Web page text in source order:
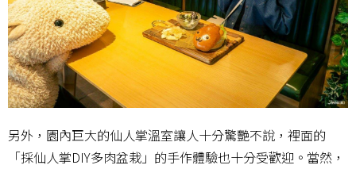
另外，園內巨大的仙人掌溫室讓人十分驚艷不說，裡面的
「採仙人掌DIY多肉盆栽」的手作體驗也十分受歡迎。當然，